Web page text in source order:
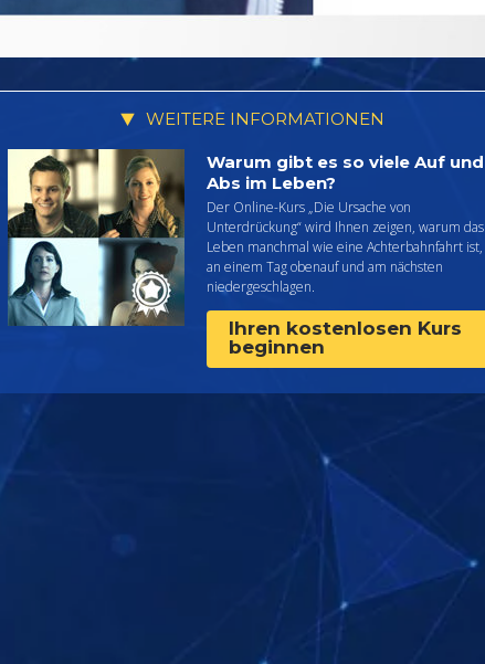
WEITERE INFORMATIONEN
Warum gibt es so viele Auf und
Abs im Leben?
Der Online-Kurs „Die Ursache von
Unterdrückung“ wird Ihnen zeigen, warum das
Leben manchmal wie eine Achterbahnfahrt ist,
an einem Tag obenauf und am nächsten
niedergeschlagen.
Ihren kostenlosen Kurs
beginnen